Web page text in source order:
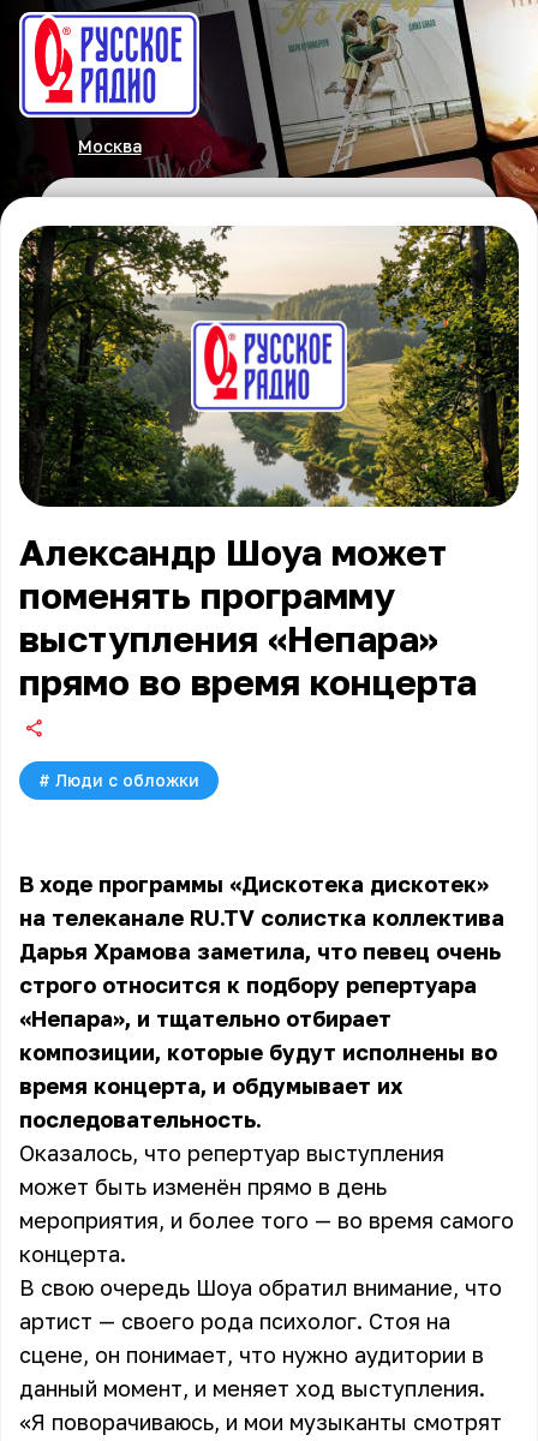
Москва
Александр Шоуа может
поменять программу
выступления «Непара»
прямо во время концерта
# Люди с обложки
В ходе программы «Дискотека дискотек»
на телеканале RU.TV солистка коллектива
Дарья Храмова заметила, что певец очень
строго относится к подбору репертуара
«Непара», и тщательно отбирает
композиции, которые будут исполнены во
время концерта, и обдумывает их
последовательность.
Оказалось, что репертуар выступления
может быть изменён прямо в день
мероприятия, и более того — во время самого
концерта.
В свою очередь Шоуа обратил внимание, что
артист — своего рода психолог. Стоя на
сцене, он понимает, что нужно аудитории в
данный момент, и меняет ход выступления.
«Я поворачиваюсь, и мои музыканты смотрят